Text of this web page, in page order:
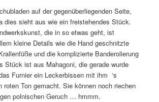
auf der gegenüberliegenden Seite,
dies sieht aus wie ein freistehendes Stück.
die in so etwas geht, ist
kleine Details wie die Hand geschnitzte
und die komplizierte Banderolierung
Stück ist aus Mahagoni, die gerade wurde
Furnier ein Leckerbissen mit ihm ‘s
roten Ton gemacht. Sie können noch riechen
polnischen Geruch … hmmm.